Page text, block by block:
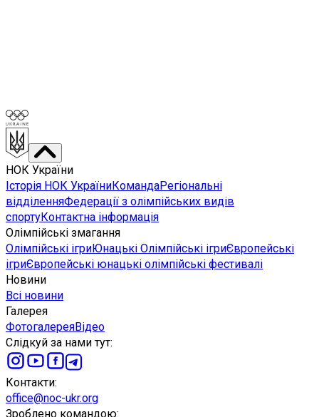
НОК України
Історія НОК УкраїниКомандаРегіональні
відділенняФедерації з олімпійських видів
спортуКонтактна інформація
Олімпійські змагання
Олімпійські ігриЮнацькі Олімпійські ігриЄвропейські
ігриЄвропейські юнацькі олімпійські фестивалі
Новини
Всі новини
Галерея
ФотогалереяВідео
Слідкуй за нами тут:
Контакти:
office@noc-ukr.org
Зроблено командою: